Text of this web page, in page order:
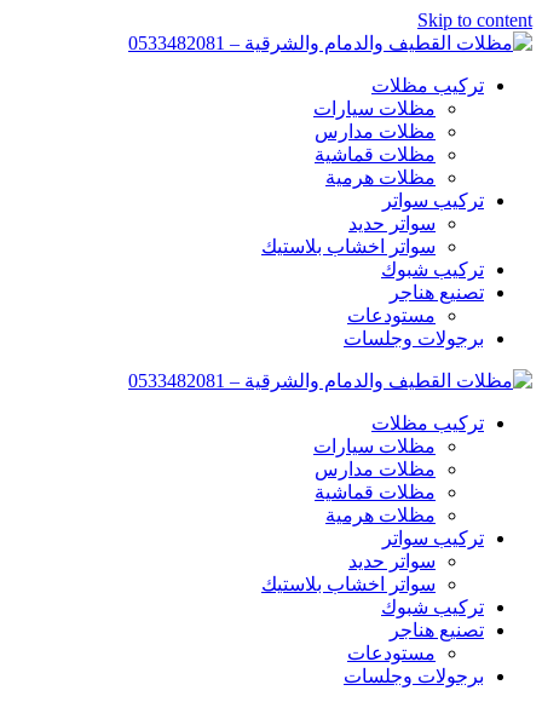
Skip to content
تركيب مظلات
مظلات سيارات
مظلات مدارس
مظلات قماشية
مظلات هرمية
تركيب سواتر
سواتر حديد
سواتر اخشاب بلاستيك
تركيب شبوك
تصنيع هناجر
مستودعات
برجولات وجلسات
تركيب مظلات
مظلات سيارات
مظلات مدارس
مظلات قماشية
مظلات هرمية
تركيب سواتر
سواتر حديد
سواتر اخشاب بلاستيك
تركيب شبوك
تصنيع هناجر
مستودعات
برجولات وجلسات